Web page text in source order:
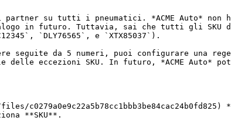
su tutti i pneumatici. *ACME Auto* non
in futuro. Tuttavia, sai che tutti gli SKU
`DLY76565`, e `XTX85037`).
da 5 numeri, puoi configurare una
delle eccezioni SKU. In futuro, *ACME
**SKU**.